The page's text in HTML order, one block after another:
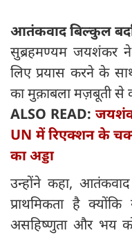
आतंकवाद बिल्कुल
सुब्रहमण्यम जयशंकर
लिए प्रयास करने के
का मुक़ाबला मज़बूती से
ALSO READ:
UN में रिएक्शन के
का अड्डा
उन्होंने कहा,
प्राथमिकता है
असहिष्णुता और भय